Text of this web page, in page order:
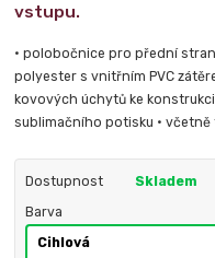
vstupu.
• polobočnice pro přední
polyester s vnitřním PVC
kovových úchytů ke
sublimačního potisku •
Dostupnost Skladem
Barva